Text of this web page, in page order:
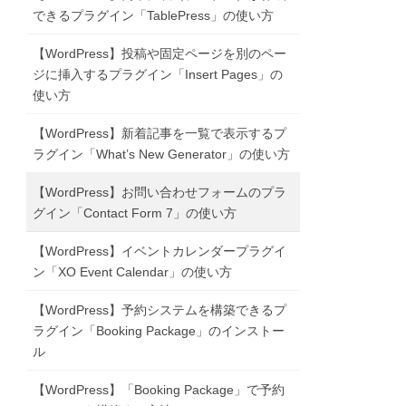
できるプラグイン「TablePress」の使い方
【WordPress】投稿や固定ページを別のペー
ジに挿入するプラグイン「Insert Pages」の
使い方
【WordPress】新着記事を一覧で表示するプ
ラグイン「What’s New Generator」の使い方
【WordPress】お問い合わせフォームのプラ
グイン「Contact Form 7」の使い方
【WordPress】イベントカレンダープラグイ
ン「XO Event Calendar」の使い方
【WordPress】予約システムを構築できるプ
ラグイン「Booking Package」のインストー
ル
【WordPress】「Booking Package」で予約